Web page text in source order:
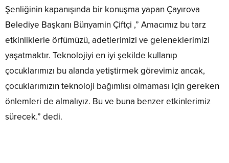
Şenliğinin kapanışında bir konuşma yapan Çayırova
Belediye Başkanı Bünyamin Çiftçi ,” Amacımız bu tarz
etkinliklerle örfümüzü, adetlerimizi ve geleneklerimizi
yaşatmaktır. Teknolojiyi en iyi şekilde kullanıp
çocuklarımızı bu alanda yetiştirmek görevimiz ancak,
çocuklarımızın teknoloji bağımlısı olmaması için gereken
önlemleri de almalıyız. Bu ve buna benzer etkinlerimiz
sürecek.” dedi.